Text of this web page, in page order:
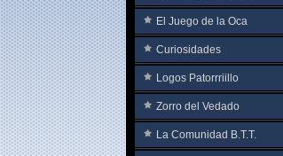
El Juego de la Oca
Curiosidades
Logos Patorrriillo
Zorro del Vedado
La Comunidad B.T.T.